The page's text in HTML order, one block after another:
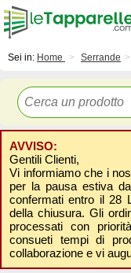
Sei in: Home Serrande
AVVISO:
Gentili Clienti,
Vi informiamo che i
per la pausa estiva
confermati entro il 28
della chiusura. Gli
processati con
consueti tempi di
collaborazione e vi